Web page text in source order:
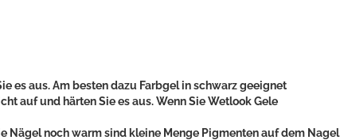
es aus. Am besten dazu Farbgel in schwarz geeignet
auf und härten Sie es aus. Wenn Sie Wetlook Gele
Nägel noch warm sind kleine Menge Pigmenten auf dem Nagel